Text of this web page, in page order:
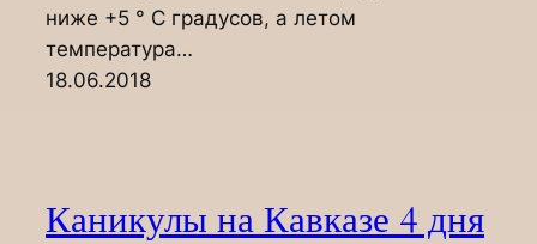
ниже +5 ° С градусов, а летом
температура…
18.06.2018
Каникулы на Кавказе 4 дня